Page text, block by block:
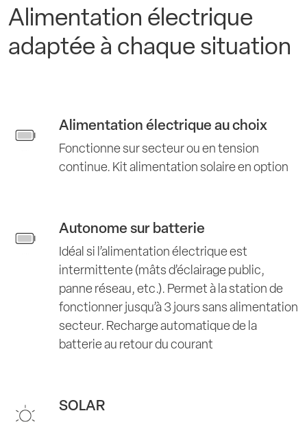
Alimentation électrique
adaptée à chaque situation
Alimentation électrique au choix
Fonctionne sur secteur ou en tension
continue. Kit alimentation solaire en option
Autonome sur batterie
Idéal si l’alimentation électrique est
intermittente (mâts d’éclairage public,
panne réseau, etc.). Permet à la station de
fonctionner jusqu’à 3 jours sans alimentation
secteur. Recharge automatique de la
batterie au retour du courant
SOLAR